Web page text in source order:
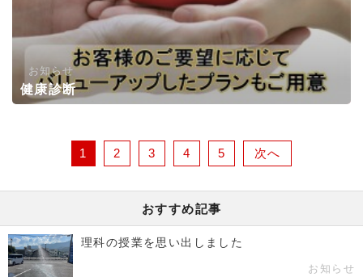
お知らせ
健康診断
1 2 3 4 5 次へ
おすすめ記事
理科の授業を思い出しました
お知らせ